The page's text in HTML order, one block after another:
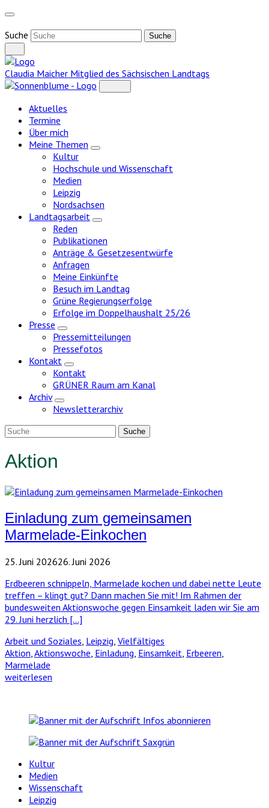
Weiter
Inhalt
Suche
Claudia Maicher Mitglied des Sächsischen Landtags
Aktuelles
Termine
Über mich
Meine Themen
Zeige
Kultur
Hochschule und Wissenschaft
Medien
Leipzig
Nordsachsen
Landtagsarbeit
Zeige
Reden
Publikationen
Anträge & Gesetzesentwürfe
Anfragen
Meine Einkünfte
Besuch im Landtag
Grüne Regierungserfolge
Erfolge im Doppelhaushalt 25/26
Presse
Zeige
Untermenü
Pressemitteilungen
Pressefotos
Kontakt
Zeige
Untermenü
Kontakt
GRÜNER Raum am Kanal
Archiv
Zeige
Untermenü
Newsletterarchiv
Aktion
Einladung zum gemeinsamen
Marmelade-Einkochen
25. Juni 202626. Juni 2026
Erdbeeren schnippeln, Marmelade kochen und dabei nette Leute
treffen – klingt gut? Dann machen Sie mit! Im Rahmen der
bundesweiten Aktionswoche gegen Einsamkeit laden wir Sie am
29. Juni herzlich […]
Arbeit und Soziales Leipzig Vielfältiges
Aktion Aktionswoche Einladung Einsamkeit Erbeeren
Marmelade
weiterlesen
Kultur
Medien
Wissenschaft
Leipzig